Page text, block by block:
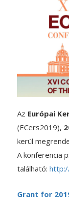
Az Európai
(ECers2019),
kerül
A konferencia
található:
Grant for